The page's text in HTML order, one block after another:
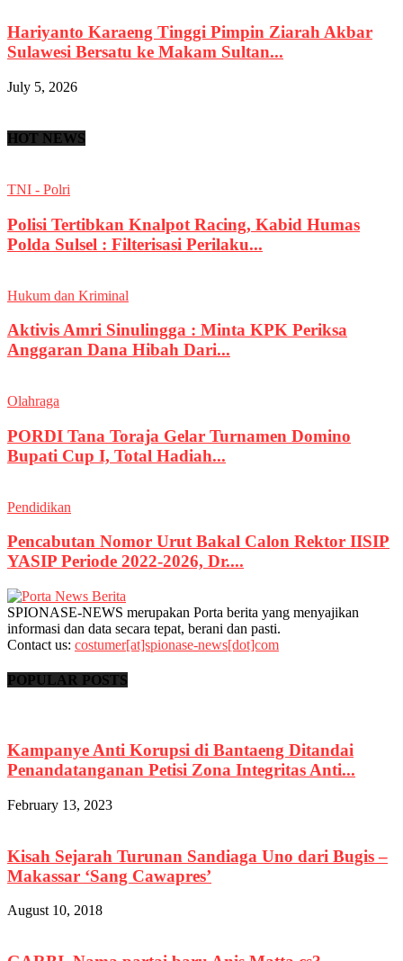
Hariyanto Karaeng Tinggi Pimpin Ziarah Akbar
Sulawesi Bersatu ke Makam Sultan...
July 5, 2026
HOT NEWS
TNI - Polri
Polisi Tertibkan Knalpot Racing, Kabid Humas
Polda Sulsel : Filterisasi Perilaku...
Hukum dan Kriminal
Aktivis Amri Sinulingga : Minta KPK Periksa
Anggaran Dana Hibah Dari...
Olahraga
PORDI Tana Toraja Gelar Turnamen Domino
Bupati Cup I, Total Hadiah...
Pendidikan
Pencabutan Nomor Urut Bakal Calon Rektor IISIP
YASIP Periode 2022-2026, Dr....
SPIONASE-NEWS merupakan Porta berita yang menyajikan
informasi dan data secara tepat, berani dan pasti.
Contact us: costumer[at]spionase-news[dot]com
POPULAR POSTS
Kampanye Anti Korupsi di Bantaeng Ditandai
Penandatanganan Petisi Zona Integritas Anti...
February 13, 2023
Kisah Sejarah Turunan Sandiaga Uno dari Bugis –
Makassar ‘Sang Cawapres’
August 10, 2018